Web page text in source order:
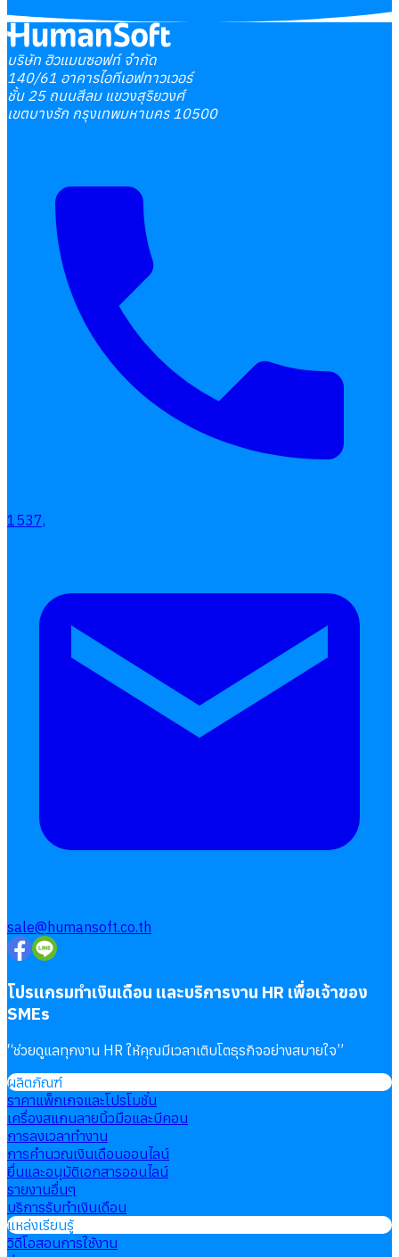
เบี้ยขยัน
แบบฟอร์มประเมินพนักงาน
บริการรับทำเงินเดือน
Soft
บริษัท ฮิวแมนซอฟท์ จำกัด
140/61 อาคารไอทีเอฟทาวเวอร์
ชั้น 25 ถนนสีลม แขวงสุริยวงศ์
เขตบางรัก กรุงเทพมหานคร 10500
1537,
sale@humansoft.co.th
โปรแกรมทำเงินเดือน และบริการงาน HR เพื่อเจ้าของ
SMEs
“ช่วยดูแลทุกงาน HR ให้คุณมีเวลาเติบโตธุรกิจอย่างสบายใจ”
ผลิตภัณฑ์
ราคาแพ็กเกจและโปรโมชั่น
เครื่องสแกนลายนิ้วมือและบีคอน
การลงเวลาทำงาน
การคำนวณเงินเดือนออนไลน์
ยื่นและอนุมัติเอกสารออนไลน์
รายงานอื่นๆ
บริการรับทำเงินเดือน
แหล่งเรียนรู้
วิดีโอสอนการใช้งาน